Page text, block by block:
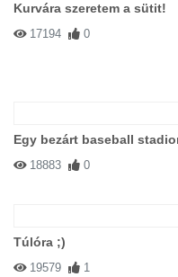
Kurvára szeretem a sütit!
17194 0
Egy bezárt baseball
18883 0
Túlóra ;)
19579 1